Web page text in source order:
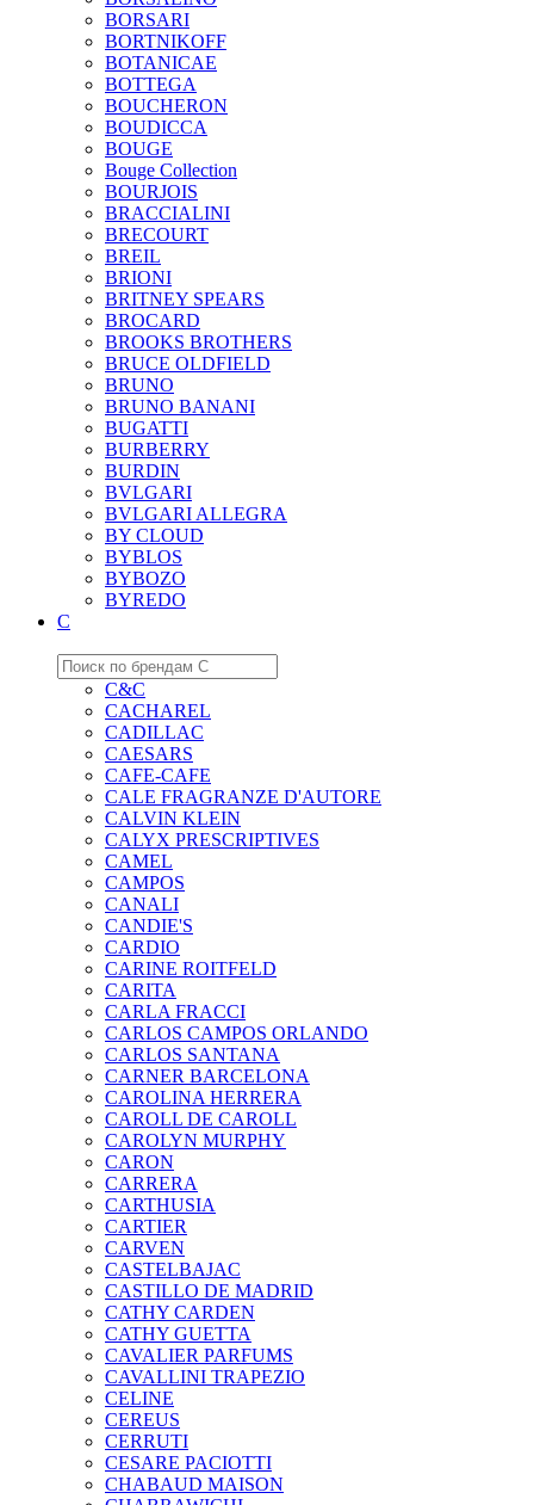
BORSARI
BORTNIKOFF
BOTANICAE
BOTTEGA
BOUCHERON
BOUDICCA
BOUGE
Bouge Collection
BOURJOIS
BRACCIALINI
BRECOURT
BREIL
BRIONI
BRITNEY SPEARS
BROCARD
BROOKS BROTHERS
BRUCE OLDFIELD
BRUNO
BRUNO BANANI
BUGATTI
BURBERRY
BURDIN
BVLGARI
BVLGARI ALLEGRA
BY CLOUD
BYBLOS
BYBOZO
BYREDO
C
C&C
CACHAREL
CADILLAC
CAESARS
CAFE-CAFE
CALE FRAGRANZE D'AUTORE
CALVIN KLEIN
CALYX PRESCRIPTIVES
CAMEL
CAMPOS
CANALI
CANDIE'S
CARDIO
CARINE ROITFELD
CARITA
CARLA FRACCI
CARLOS CAMPOS ORLANDO
CARLOS SANTANA
CARNER BARCELONA
CAROLINA HERRERA
CAROLL DE CAROLL
CAROLYN MURPHY
CARON
CARRERA
CARTHUSIA
CARTIER
CARVEN
CASTELBAJAC
CASTILLO DE MADRID
CATHY CARDEN
CATHY GUETTA
CAVALIER PARFUMS
CAVALLINI TRAPEZIO
CELINE
CEREUS
CERRUTI
CESARE PACIOTTI
CHABAUD MAISON